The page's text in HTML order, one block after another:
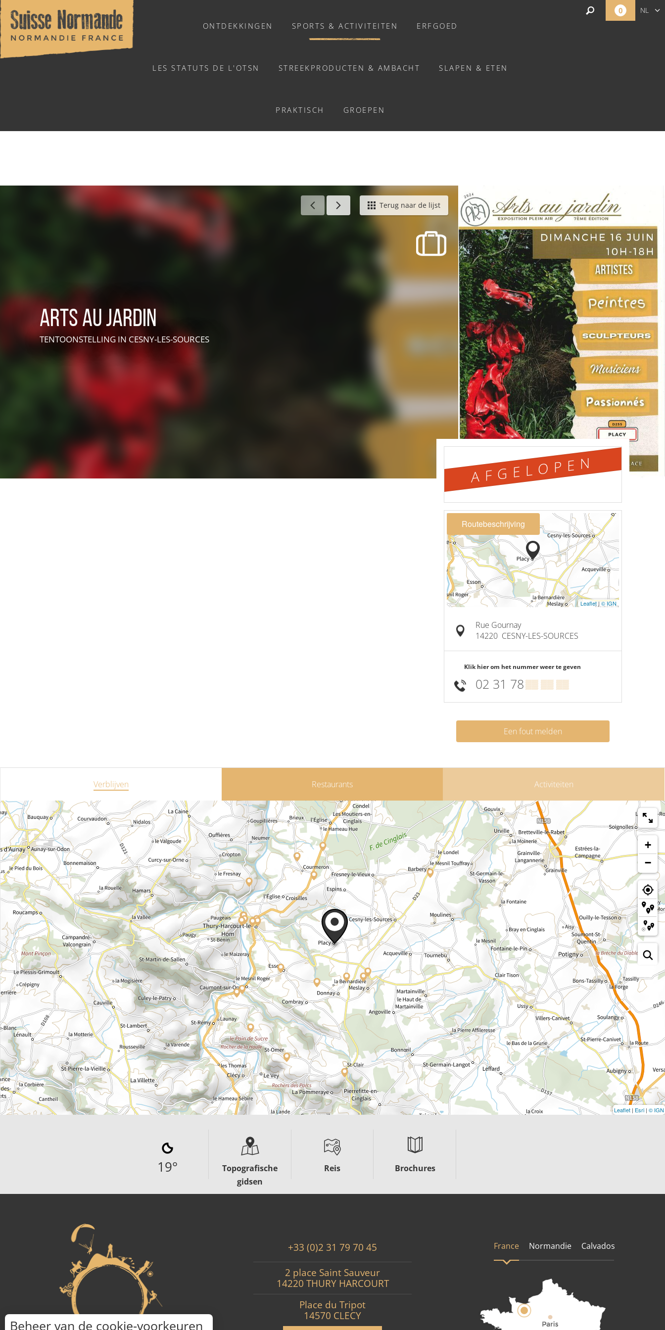
ONTDEKKINGEN SPORTS & ACTIVITEITEN
Activiteiten
Balades et promenades
Géocaching
Enquête grandeur nature : A la
recherche des lumières disparues
Uitgaan in Suisse Normande -
VIVEZ UNE EXPÉRIENCE EN SUISSE NORMANDE
ERFGOED
LES STATUTS DE L'OTSN STREEKPRODUCTEN & AMBACHT SLAPEN & ETEN
PRAKTISCH GROEPEN
0 NL
ARTS AU JARDIN - CESNY-LES-SOURCES
Sports & activiteiten Activiteiten /Agenda - Nederlands Arts au jardin - Cesny-les-SourcesTerug naar de lijst
Arts au jardin
TENTOONSTELLING IN CESNY-LES-SOURCES
AFGELOPEN
Routebeschrijving
Leaflet|© IGN
Rue Gournay
14220 CESNY-LES-SOURCES
Klik hier om het nummer weer te geven
02 31 78▒▒ ▒▒ ▒▒
Een fout melden
Verblijven Restaurants Activiteiten
+
−
Leaflet | Esri | © IGN
19°
Topografische
gidsen
Reis Brochures
+33 (0)2 31 79 70 45
2 place Saint Sauveur
14220 THURY HARCOURT
Place du Tripot
14570 CLECY
France Normandie Calvados
Beheer van de cookie-voorkeuren